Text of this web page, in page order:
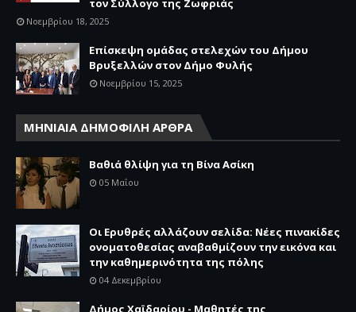
τον Σύλλογο της Ζωφριάς
Νοεμβρίου 18, 2025
Επίσκεψη ομάδας στελεχών του Δήμου
Βρυξελλών στον Δήμο Φυλής
Νοεμβρίου 15, 2025
ΜΗΝΙΑΙΑ ΔΗΜΟΦΙΛΗ ΑΡΘΡΑ
Βαθιά θλίψη για τη Βίνα Ασίκη
05 Μαΐου
Οι Ερυθρές αλλάζουν σελίδα: Νέες πινακίδες
ονοματοθεσίας αναβαθμίζουν την εικόνα και
την καθημερινότητα της πόλης
04 Δεκεμβρίου
Δήμος Χαϊδαρίου - Μαθητές της